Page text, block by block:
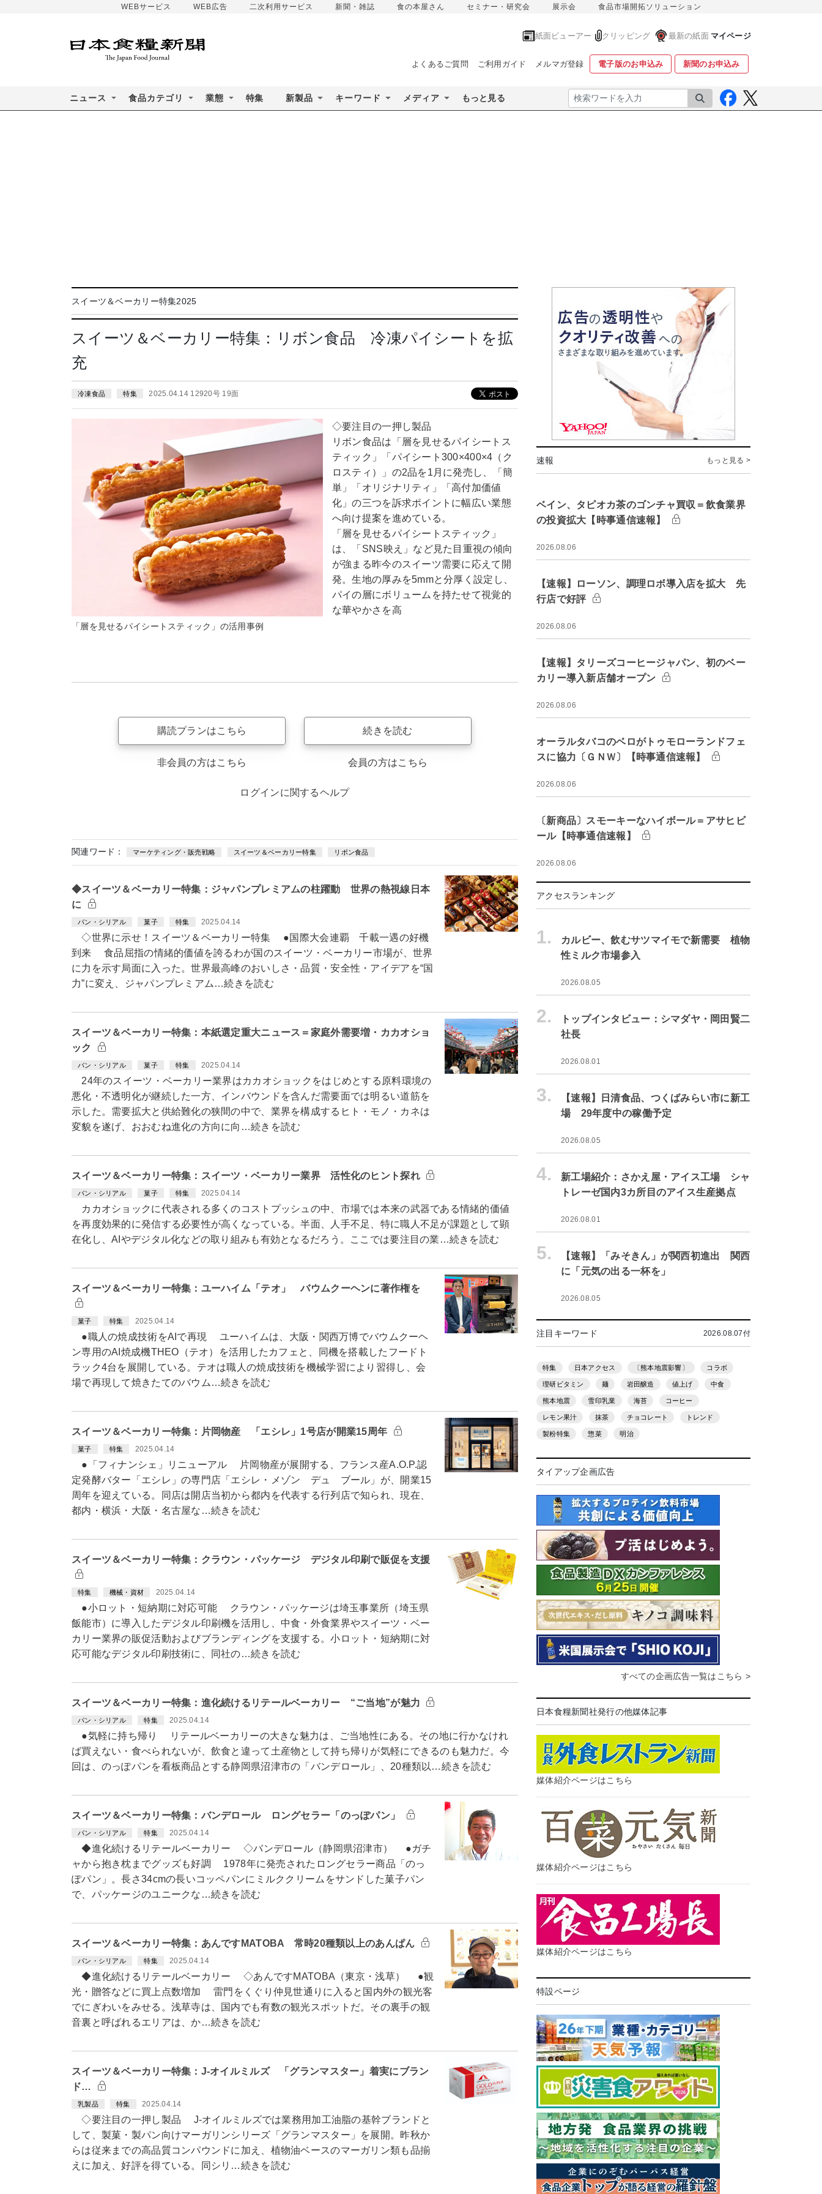
WEBサービス WEB広告 二次利用サービス 新聞・雑誌 食の本屋さん セミナー・研究会 展示会 食品市場開拓ソリューション
紙面ビューアー クリッピング 最新の紙面 マイページ
よくあるご質問 ご利用ガイド メルマガ登録 電子版のお申込み 新聞のお申込み
ニュース 食品カテゴリ 業態 特集 新製品 キーワード メディア もっと見る 検索
スイーツ＆ベーカリー特集2025
スイーツ＆ベーカリー特集：リボン食品 冷凍パイシートを拡
充
冷凍食品 特集 2025.04.14 12920号 19面
「層を見せるパイシートスティック」の活用事例
◇要注目の一押し製品
リボン食品は「層を見せるパイシートス
ティック」「パイシート300×400×4（ク
ロスティ）」の2品を1月に発売し、「簡
単」「オリジナリティ」「高付加価値
化」の三つを訴求ポイントに幅広い業態
へ向け提案を進めている。
「層を見せるパイシートスティック」
は、「SNS映え」など見た目重視の傾向
が強まる昨今のスイーツ需要に応えて開
発。生地の厚みを5mmと分厚く設定し、
パイの層にボリュームを持たせて視覚的
な華やかさを高
購読プランはこちら
非会員の方はこちら
続きを読む
会員の方はこちら
ログインに関するヘルプ
関連ワード： マーケティング・販売戦略 スイーツ＆ベーカリー特集 リボン食品
◆スイーツ＆ベーカリー特集：ジャパンプレミアムの柱躍動 世界の熱視線日本
に
パン・シリアル 菓子 特集 2025.04.14
◇世界に示せ！スイーツ＆ベーカリー特集 ●国際大会連覇 千載一遇の好機
到来 食品屈指の情緒的価値を誇るわが国のスイーツ・ベーカリー市場が、世界
に力を示す局面に入った。世界最高峰のおいしさ・品質・安全性・アイデアを“国
力”に変え、ジャパンプレミアム…続きを読む
スイーツ＆ベーカリー特集：本紙選定重大ニュース＝家庭外需要増・カカオショ
ック
パン・シリアル 菓子 特集 2025.04.14
24年のスイーツ・ベーカリー業界はカカオショックをはじめとする原料環境の
悪化・不透明化が継続した一方、インバウンドを含んだ需要面では明るい道筋を
示した。需要拡大と供給難化の狭間の中で、業界を構成するヒト・モノ・カネは
変貌を遂げ、おおむね進化の方向に向…続きを読む
スイーツ＆ベーカリー特集：スイーツ・ベーカリー業界 活性化のヒント探れ
パン・シリアル 菓子 特集 2025.04.14
カカオショックに代表される多くのコストプッシュの中、市場では本来の武器である情緒的価値
を再度効果的に発信する必要性が高くなっている。半面、人手不足、特に職人不足が課題として顕
在化し、AIやデジタル化などの取り組みも有効となるだろう。ここでは要注目の業…続きを読む
スイーツ＆ベーカリー特集：ユーハイム「テオ」 バウムクーヘンに著作権を
菓子 特集 2025.04.14
●職人の焼成技術をAIで再現 ユーハイムは、大阪・関西万博でバウムクーヘ
ン専用のAI焼成機THEO（テオ）を活用したカフェと、同機を搭載したフードト
ラック4台を展開している。テオは職人の焼成技術を機械学習により習得し、会
場で再現して焼きたてのバウム…続きを読む
スイーツ＆ベーカリー特集：片岡物産 「エシレ」1号店が開業15周年
菓子 特集 2025.04.14
●「フィナンシェ」リニューアル 片岡物産が展開する、フランス産A.O.P.認
定発酵バター「エシレ」の専門店「エシレ・メゾン デュ ブール」が、開業15
周年を迎えている。同店は開店当初から都内を代表する行列店で知られ、現在、
都内・横浜・大阪・名古屋な…続きを読む
スイーツ＆ベーカリー特集：クラウン・パッケージ デジタル印刷で販促を支援
特集 機械・資材 2025.04.14
●小ロット・短納期に対応可能 クラウン・パッケージは埼玉事業所（埼玉県
飯能市）に導入したデジタル印刷機を活用し、中食・外食業界やスイーツ・ベー
カリー業界の販促活動およびブランディングを支援する。小ロット・短納期に対
応可能なデジタル印刷技術に、同社の…続きを読む
スイーツ＆ベーカリー特集：進化続けるリテールベーカリー “ご当地”が魅力
パン・シリアル 特集 2025.04.14
●気軽に持ち帰り リテールベーカリーの大きな魅力は、ご当地性にある。その地に行かなけれ
ば買えない・食べられないが、飲食と違って土産物として持ち帰りが気軽にできるのも魅力だ。今
回は、のっぽパンを看板商品とする静岡県沼津市の「バンデロール」、20種類以…続きを読む
スイーツ＆ベーカリー特集：バンデロール ロングセラー「のっぽパン」
パン・シリアル 特集 2025.04.14
◆進化続けるリテールベーカリー ◇バンデロール（静岡県沼津市） ●ガチ
ャから抱き枕までグッズも好調 1978年に発売されたロングセラー商品「のっ
ぽパン」。長さ34cmの長いコッペパンにミルククリームをサンドした菓子パン
で、パッケージのユニークな…続きを読む
スイーツ＆ベーカリー特集：あんですMATOBA 常時20種類以上のあんぱん
パン・シリアル 特集 2025.04.14
◆進化続けるリテールベーカリー ◇あんですMATOBA（東京・浅草） ●観
光・贈答などに買上点数増加 雷門をくぐり仲見世通りに入ると国内外の観光客
でにぎわいをみせる。浅草寺は、国内でも有数の観光スポットだ。その裏手の観
音裏と呼ばれるエリアは、か…続きを読む
スイーツ＆ベーカリー特集：J-オイルミルズ 「グランマスター」着実にブラン
ド…
乳製品 特集 2025.04.14
◇要注目の一押し製品 J-オイルミルズでは業務用加工油脂の基幹ブランドと
して、製菓・製パン向けマーガリンシリーズ「グランマスター」を展開。昨秋か
らは従来までの高品質コンパウンドに加え、植物油ベースのマーガリン類も品揃
えに加え、好評を得ている。同シリ…続きを読む
速報 もっと見る >
ベイン、タピオカ茶のゴンチャ買収＝飲食業界
の投資拡大【時事通信速報】
2026.08.06
【速報】ローソン、調理ロボ導入店を拡大 先
行店で好評
2026.08.06
【速報】タリーズコーヒージャパン、初のベー
カリー導入新店舗オープン
2026.08.06
オーラルタバコのベロがトゥモローランドフェ
スに協力〔ＧＮＷ〕【時事通信速報】
2026.08.06
〔新商品〕スモーキーなハイボール＝アサヒビ
ール【時事通信速報】
2026.08.06
アクセスランキング
1.
カルビー、飲むサツマイモで新需要 植物
性ミルク市場参入
2026.08.05
2.
トップインタビュー：シマダヤ・岡田賢二
社長
2026.08.01
3.
【速報】日清食品、つくばみらい市に新工
場 29年度中の稼働予定
2026.08.05
4.
新工場紹介：さかえ屋・アイス工場 シャ
トレーゼ国内3カ所目のアイス生産拠点
2026.08.01
5.
【速報】「みそきん」が関西初進出 関西
に「元気の出る一杯を」
2026.08.05
注目キーワード 2026.08.07付
特集 日本アクセス 〔熊本地震影響〕 コラボ
理研ビタミン 麺 岩田醸造 値上げ 中食
熊本地震 雪印乳業 海苔 コーヒー
レモン果汁 抹茶 チョコレート トレンド
製粉特集 惣菜 明治
タイアップ企画広告
すべての企画広告一覧はこちら >
日本食糧新聞社発行の他媒体記事
媒体紹介ページはこちら
媒体紹介ページはこちら
媒体紹介ページはこちら
特設ページ